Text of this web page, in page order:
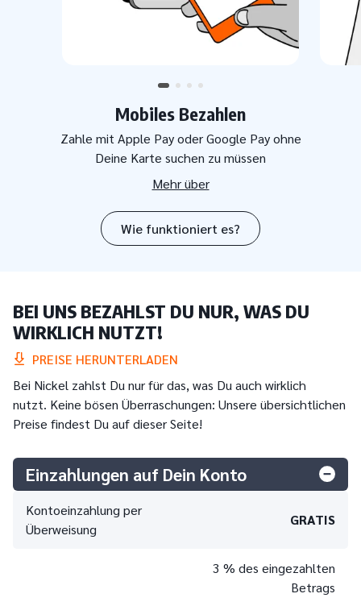
Mobiles Bezahlen
Zahle mit Apple Pay oder Google Pay ohne
Deine Karte suchen zu müssen
Mehr über
Wie funktioniert es?
BEI UNS BEZAHLST DU NUR, WAS DU
WIRKLICH NUTZT!
PREISE HERUNTERLADEN
Bei Nickel zahlst Du nur für das, was Du auch wirklich
nutzt. Keine bösen Überraschungen: Unsere übersichtlichen
Preise findest Du auf dieser Seite!
Einzahlungen auf Dein Konto
Kontoeinzahlung per
Überweisung
GRATIS
3 % des eingezahlten
Betrags